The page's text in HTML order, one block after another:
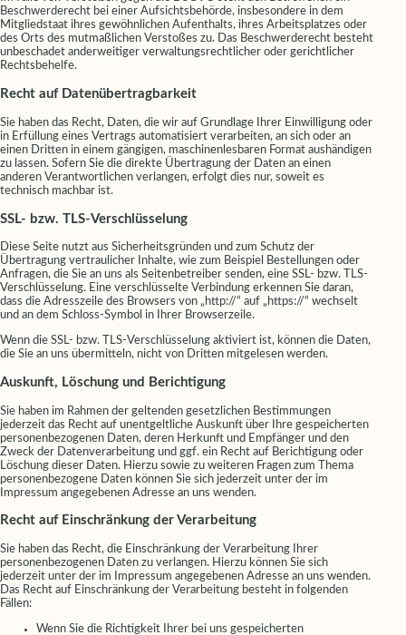
Beschwerderecht bei einer Aufsichtsbehörde, insbesondere in dem
Mitgliedstaat ihres gewöhnlichen Aufenthalts, ihres Arbeitsplatzes oder
des Orts des mutmaßlichen Verstoßes zu. Das Beschwerderecht besteht
unbeschadet anderweitiger verwaltungsrechtlicher oder gerichtlicher
Rechtsbehelfe.
Recht auf Datenübertragbarkeit
Sie haben das Recht, Daten, die wir auf Grundlage Ihrer Einwilligung oder
in Erfüllung eines Vertrags automatisiert verarbeiten, an sich oder an
einen Dritten in einem gängigen, maschinenlesbaren Format aushändigen
zu lassen. Sofern Sie die direkte Übertragung der Daten an einen
anderen Verantwortlichen verlangen, erfolgt dies nur, soweit es
technisch machbar ist.
SSL- bzw. TLS-Verschlüsselung
Diese Seite nutzt aus Sicherheitsgründen und zum Schutz der
Übertragung vertraulicher Inhalte, wie zum Beispiel Bestellungen oder
Anfragen, die Sie an uns als Seitenbetreiber senden, eine SSL- bzw. TLS-
Verschlüsselung. Eine verschlüsselte Verbindung erkennen Sie daran,
dass die Adresszeile des Browsers von „http://“ auf „https://“ wechselt
und an dem Schloss-Symbol in Ihrer Browserzeile.
Wenn die SSL- bzw. TLS-Verschlüsselung aktiviert ist, können die Daten,
die Sie an uns übermitteln, nicht von Dritten mitgelesen werden.
Auskunft, Löschung und Berichtigung
Sie haben im Rahmen der geltenden gesetzlichen Bestimmungen
jederzeit das Recht auf unentgeltliche Auskunft über Ihre gespeicherten
personenbezogenen Daten, deren Herkunft und Empfänger und den
Zweck der Datenverarbeitung und ggf. ein Recht auf Berichtigung oder
Löschung dieser Daten. Hierzu sowie zu weiteren Fragen zum Thema
personenbezogene Daten können Sie sich jederzeit unter der im
Impressum angegebenen Adresse an uns wenden.
Recht auf Einschränkung der Verarbeitung
Sie haben das Recht, die Einschränkung der Verarbeitung Ihrer
personenbezogenen Daten zu verlangen. Hierzu können Sie sich
jederzeit unter der im Impressum angegebenen Adresse an uns wenden.
Das Recht auf Einschränkung der Verarbeitung besteht in folgenden
Fällen:
Wenn Sie die Richtigkeit Ihrer bei uns gespeicherten